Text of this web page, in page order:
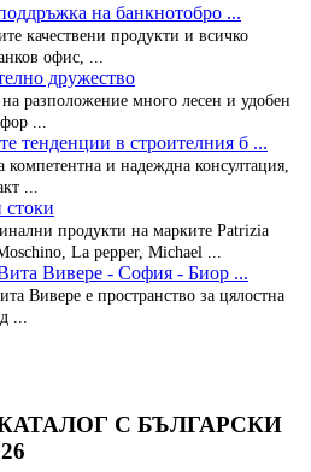
на банкнотобро ...
качествени продукти и всичко
офис, ...
дружество
разположение много лесен и удобен
...
тенденции в строителния б ...
и надеждна консултация,
...
продукти на марките Patrizia
La pepper, Michael ...
Вивере - София - Биор ...
Вивере е пространство за цялостна
...
С БЪЛГАРСКИ